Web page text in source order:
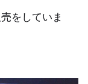
をしていま